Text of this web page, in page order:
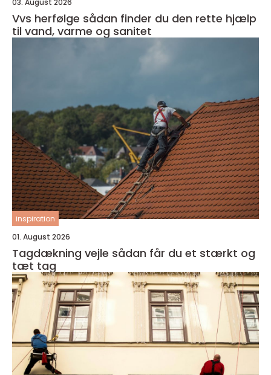
03. August 2026
Vvs herfølge sådan finder du den rette hjælp
til vand, varme og sanitet
inspiration
01. August 2026
Tagdækning vejle sådan får du et stærkt og
tæt tag